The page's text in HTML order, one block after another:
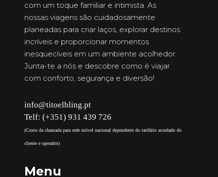
com um toque familiar e intimista. As
nossas viagens são cuidadosamente
planeadas para criar laços, explorar destinos
incríveis e proporcionar momentos
inesquecíveis em um ambiente acolhedor.
Junta-te a nós e descobre como é viajar
com conforto, segurança e diversão!
info@titoelbling.pt
Telf: (+351) 931 439 726
(Custo da chamada para rede móvel nacional dependente do tarifário acordado do
cliente e operador)
Menu